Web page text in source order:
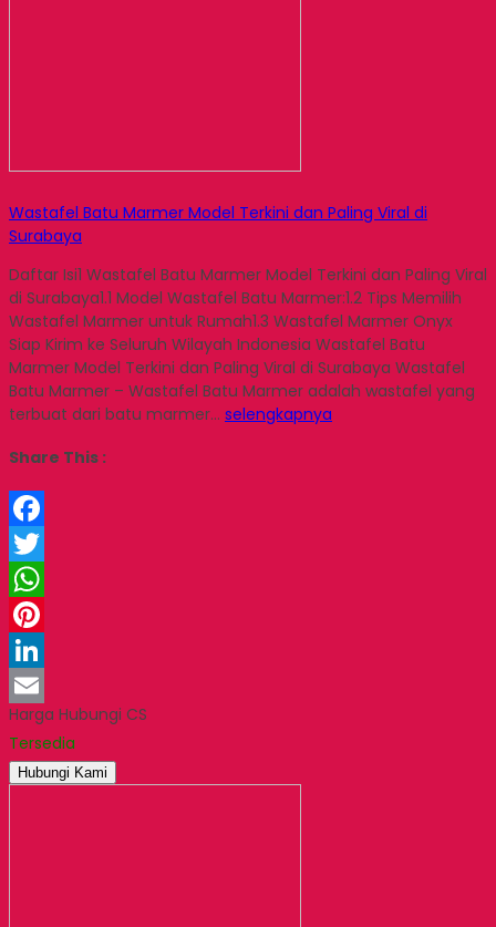
Wastafel Batu Marmer Model Terkini dan Paling Viral di
Surabaya
Daftar Isi1 Wastafel Batu Marmer Model Terkini dan Paling Viral
di Surabaya1.1 Model Wastafel Batu Marmer:1.2 Tips Memilih
Wastafel Marmer untuk Rumah1.3 Wastafel Marmer Onyx
Siap Kirim ke Seluruh Wilayah Indonesia Wastafel Batu
Marmer Model Terkini dan Paling Viral di Surabaya Wastafel
Batu Marmer – Wastafel Batu Marmer adalah wastafel yang
terbuat dari batu marmer… selengkapnya
Share This :
Facebook
Twitter
WhatsApp
Pinterest
LinkedIn
Email
Harga Hubungi CS
Tersedia
Hubungi Kami